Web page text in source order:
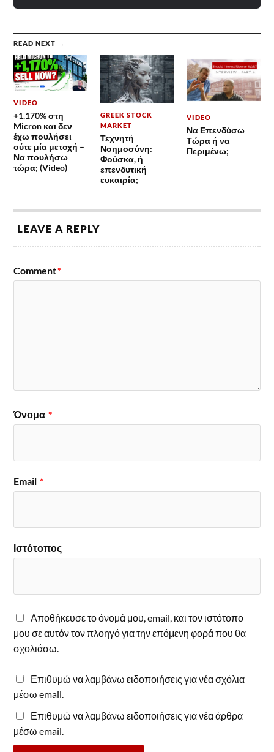
READ NEXT →
VIDEO
+1.170% στη
Micron και δεν
έχω πουλήσει
ούτε μία μετοχή –
Να πουλήσω
τώρα; (Video)
GREEK STOCK
MARKET
Τεχνητή
Νοημοσύνη:
Φούσκα, ή
επενδυτική
ευκαιρία;
VIDEO
Να Επενδύσω
Τώρα ή να
Περιμένω;
LEAVE A REPLY
Comment*
Όνομα *
Email *
Ιστότοπος
Αποθήκευσε το όνομά μου, email, και τον ιστότοπο
μου σε αυτόν τον πλοηγό για την επόμενη φορά που θα
σχολιάσω.
Επιθυμώ να λαμβάνω ειδοποιήσεις για νέα σχόλια
μέσω email.
Επιθυμώ να λαμβάνω ειδοποιήσεις για νέα άρθρα
μέσω email.